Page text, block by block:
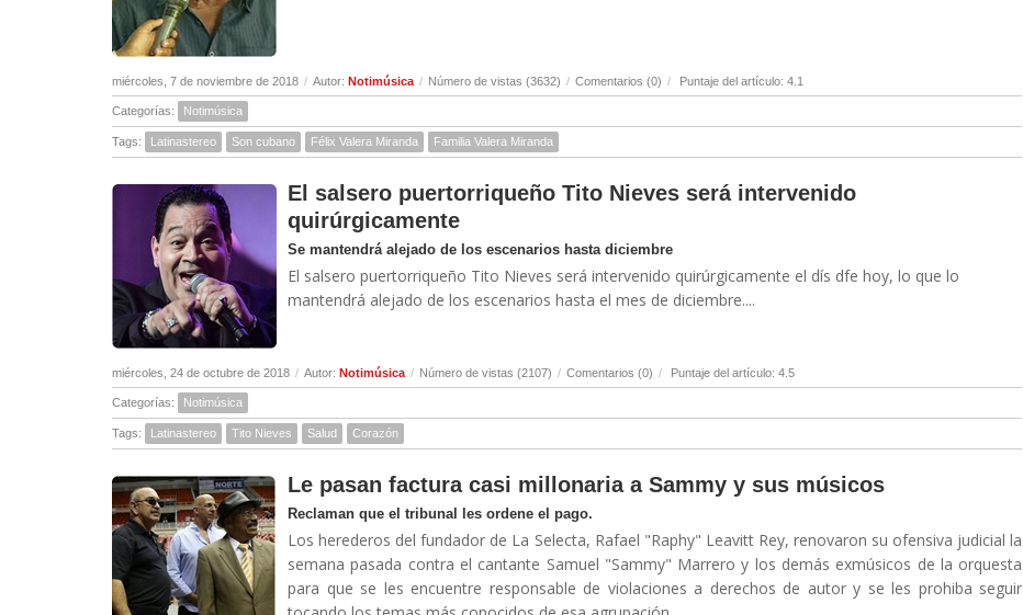
miércoles, 7 de noviembre de 2018 / Autor: Notimúsica / Número de vistas (3632) / Comentarios (0) / Puntaje del artículo: 4.1
Categorías: Notimúsica
Tags: Latinastereo Son cubano Félix Valera Miranda Familia Valera Miranda
El salsero puertorriqueño Tito Nieves será intervenido
quirúrgicamente
Se mantendrá alejado de los escenarios hasta diciembre
El salsero puertorriqueño Tito Nieves será intervenido quirúrgicamente el dís dfe hoy, lo que lo
mantendrá alejado de los escenarios hasta el mes de diciembre....
miércoles, 24 de octubre de 2018 / Autor: Notimúsica / Número de vistas (2107) / Comentarios (0) / Puntaje del artículo: 4.5
Categorías: Notimúsica
Tags: Latinastereo Tito Nieves Salud Corazón
Le pasan factura casi millonaria a Sammy y sus músicos
Reclaman que el tribunal les ordene el pago.
Los herederos del fundador de La Selecta, Rafael "Raphy" Leavitt Rey, renovaron su ofensiva judicial la
semana pasada contra el cantante Samuel "Sammy" Marrero y los demás exmúsicos de la orquesta
para que se les encuentre responsable de violaciones a derechos de autor y se les prohiba seguir